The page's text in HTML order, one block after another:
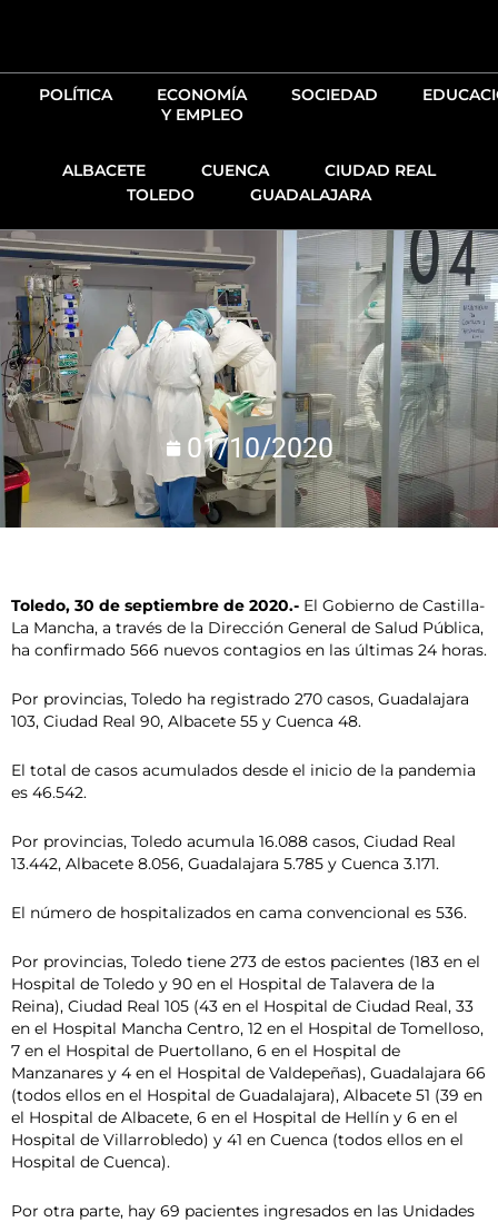
POLÍTICA
ECONOMÍA
Y EMPLEO
SOCIEDAD
ALBACETE CUENCA
CIUDAD REAL
TOLEDO
GUADALAJARA
01/10/2020
Toledo, 30 de septiembre de 2020.- El Gobierno de Castilla-
La Mancha, a través de la Dirección General de Salud Pública,
ha confirmado 566 nuevos contagios en las últimas 24 horas.
Por provincias, Toledo ha registrado 270 casos, Guadalajara
103, Ciudad Real 90, Albacete 55 y Cuenca 48.
El total de casos acumulados desde el inicio de la pandemia
es 46.542.
Por provincias, Toledo acumula 16.088 casos, Ciudad Real
13.442, Albacete 8.056, Guadalajara 5.785 y Cuenca 3.171.
El número de hospitalizados en cama convencional es 536.
Por provincias, Toledo tiene 273 de estos pacientes (183 en el
Hospital de Toledo y 90 en el Hospital de Talavera de la
Reina), Ciudad Real 105 (43 en el Hospital de Ciudad Real, 33
en el Hospital Mancha Centro, 12 en el Hospital de Tomelloso,
7 en el Hospital de Puertollano, 6 en el Hospital de
Manzanares y 4 en el Hospital de Valdepeñas), Guadalajara 66
(todos ellos en el Hospital de Guadalajara), Albacete 51 (39 en
el Hospital de Albacete, 6 en el Hospital de Hellín y 6 en el
Hospital de Villarrobledo) y 41 en Cuenca (todos ellos en el
Hospital de Cuenca).
Por otra parte, hay 69 pacientes ingresados en las Unidades